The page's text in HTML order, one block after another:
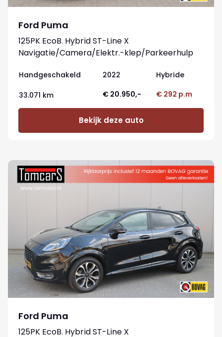
Ford Puma
125PK EcoB. Hybrid ST-Line X
Navigatie/Camera/Elektr.-klep/Parkeerhulp
Handgeschakeld 2022 Hybride
33.071 km € 20.950,- € 292 p.m
Bekijk deze auto
Ford Puma
125PK EcoB. Hybrid ST-Line X